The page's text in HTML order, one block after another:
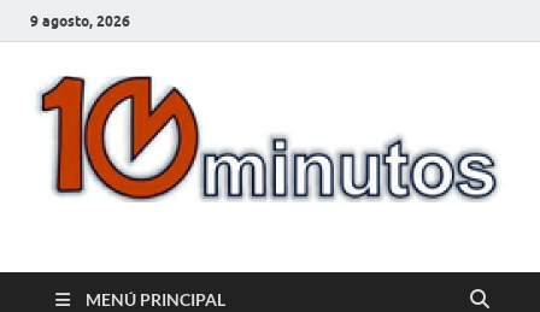
9 agosto, 2026
10minutos.com.uy
MENÚ PRINCIPAL